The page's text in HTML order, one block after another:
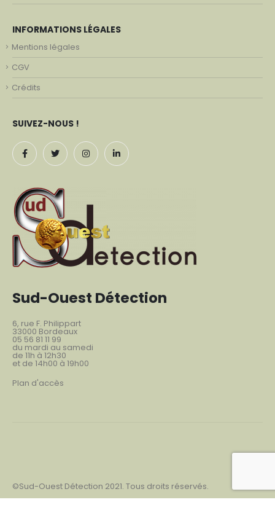
INFORMATIONS LÉGALES
Mentions légales
CGV
Crédits
SUIVEZ-NOUS !
Sud-Ouest Détection
6, rue F. Philippart
33000 Bordeaux
05 56 81 11 99
du mardi au samedi
de 11h à 12h30
et de 14h00 à 19h00
Plan d'accès
©Sud-Ouest Détection 2021. Tous droits réservés.